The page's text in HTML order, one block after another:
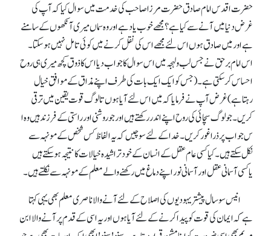
حضرت اقدس امام صادق حضرت مرزا صاحب کی خدمت میں سوال کیا کہ آپ کی
غرض دنیا میں آنے سے کیا ہے؟ مجھے خوب یاد ہے اور وہ سماں میری آنکھوں کے سامنے
ہے اور میں صادق ہوں اس لئے مجھے اس کی نقل کرنے میں کوئی تامل نہیں ہو سکتا۔
اس امام برحق نے جس لب و لہجہ میں اس سوال کا جواب دیا اس کا ذوق کچھ میری ہی روح
احساس کر سکتی ہے ۔(جس کو ایک ایک بات کی طرف اپنے مذاق کے موافق خیال
رہتاہے) غرض آپ نے فرمایا کہ میں اس لئے آیا ہوں تا لوگ قوت یقین میں ترقی
کریں۔ جو لوگ سچائی کی روح اپنے اندر رکھتے ہیں اور جو روشنی او ر راستی کے فرزند ہیں وہ ا
س جواب پر ذراغور کریں۔ خدا کے لئے سوچیں کہ یہ الفاظ کس شخص کے مونہہ سے
نکل سکتے ہیں۔ کیا کسی عام عقل کے انسان کے خود تراشیدہ خیالات کا نتیجہ ہو سکتے ہیں
یاکسی آسمانی عقل اور آسمانی نور اپنے دماغ میں رکھنے والے معلم کے مونہہ سے نکلتے ہیں۔
انیس سو سال پیشتر یہودیوں کی اصلاح کے لئے آنے والا ناصری معلم بھی یہی کہتا
ہے کہ ایمان کی قوت کو پیدا کرنے کے لئے آیا ہوں اور یہ اسی کے قدم پر آنے والا ابن